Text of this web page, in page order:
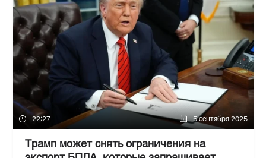
22:27 5 сентября 2025
Трамп может снять ограничения на